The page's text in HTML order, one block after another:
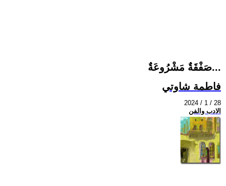
صَفْقَةٌ مَشْرُوعَةٌ...
فاطمة شاوتي
2024 / 1 / 28
الادب والفن